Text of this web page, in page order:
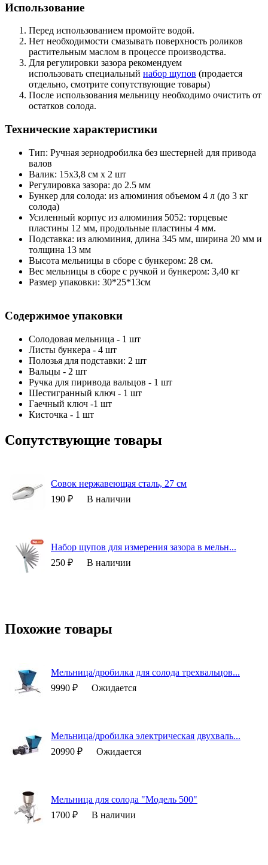
Использование
Перед использованием промойте водой.
Нет необходимости смазывать поверхность роликов
растительным маслом в процессе производства.
Для регулировки зазора рекомендуем
использовать специальный набор щупов (продается
отдельно, смотрите сопутствующие товары)
После использования мельницу необходимо очистить от
остатков солода.
Технические характеристики
Тип: Ручная зернодробилка без шестерней для привода
валов
Валик: 15x3,8 см х 2 шт
Регулировка зазора: до 2.5 мм
Бункер для солода: из алюминия объемом 4 л (до 3 кг
солода)
Усиленный корпус из алюминия 5052: торцевые
пластины 12 мм, продольные пластины 4 мм.
Подставка: из алюминия, длина 345 мм, ширина 20 мм и
толщина 13 мм
Высота мельницы в сборе с бункером: 28 см.
Вес мельницы в сборе с ручкой и бункером: 3,40 кг
Размер упаковки: 30*25*13см
Содержимое упаковки
Солодовая мельница - 1 шт
Листы бункера - 4 шт
Полозья для подставки: 2 шт
Вальцы - 2 шт
Ручка для пиривода вальцов - 1 шт
Шестигранный ключ - 1 шт
Гаечный ключ -1 шт
Кисточка - 1 шт
Сопутствующие товары
Совок нержавеющая сталь, 27 см
190 ₽
В наличии
Набор щупов для измерения зазора в мельн...
250 ₽
В наличии
Похожие товары
Мельница/дробилка для солода трехвальцов...
9990 ₽
Ожидается
Мельница/дробилка электрическая двухваль...
20990 ₽
Ожидается
Мельница для солода "Модель 500"
1700 ₽
В наличии